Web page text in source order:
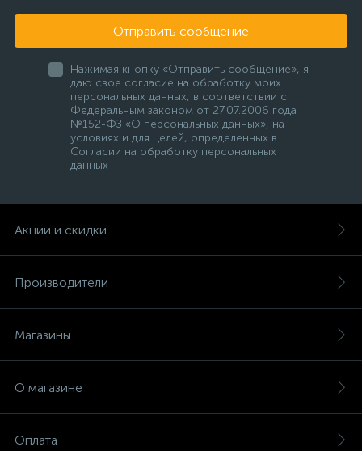
Отправить сообщение
Нажимая кнопку «Отправить сообщение», я
даю свое согласие на обработку моих
персональных данных, в соответствии с
Федеральным законом от 27.07.2006 года
№152-ФЗ «О персональных данных», на
условиях и для целей, определенных в
Согласии на обработку персональных
данных
Акции и скидки
Производители
Магазины
О магазине
Оплата